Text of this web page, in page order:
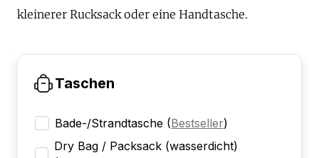
kleinerer Rucksack oder eine Handtasche.
Taschen
Bade-/Strandtasche (Bestseller)
Dry Bag / Packsack (wasserdicht)